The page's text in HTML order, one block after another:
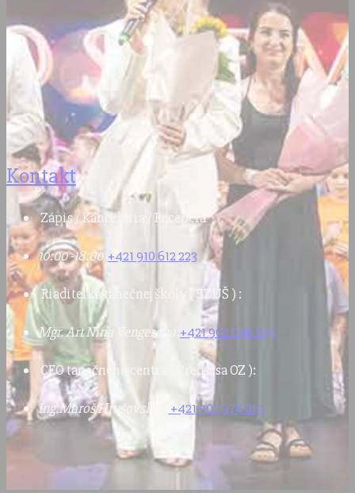
Kontakt
Zápis / Kancelária / Recepcia
10:00 -18:00 +421 910 612 223
Riaditeľka tanečnej školy ( SZUŠ ) :
Mgr. Art Nina Vengerová: +421 902 046 047
CEO tanečného centra ( Predsesa OZ ):
Ing.Maroš Hrušovský: +421 907 974 019